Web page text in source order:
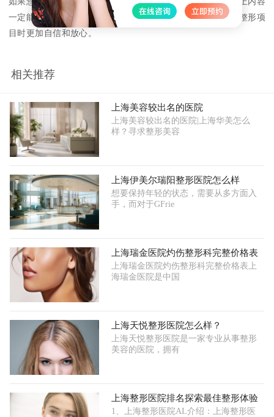
一定能够帮助到您。我们为您提供的整形信息，让您在选择整形项
目时更加自信和放心。
相关推荐
上海美容较出名的医院
上海美容较出名的医院|上海华美怎么
样？寻求整形美容
上海伊美尔瑞阳整形医院怎么样
想要保持年轻的状态，需要从多方面入
手，而对于GFrie
上海瑞金医院灼伤整形科完整价格表
上海瑞金医院灼伤整形科完整价格表上
海瑞金医院是中国
上海天悦整形医院怎么样？
上海天悦整形医院是一家专业从事整形
美容的医院，拥有
上海整形医院排名探索最佳整形体验
1、上海整形医院AL介绍：上海整形医